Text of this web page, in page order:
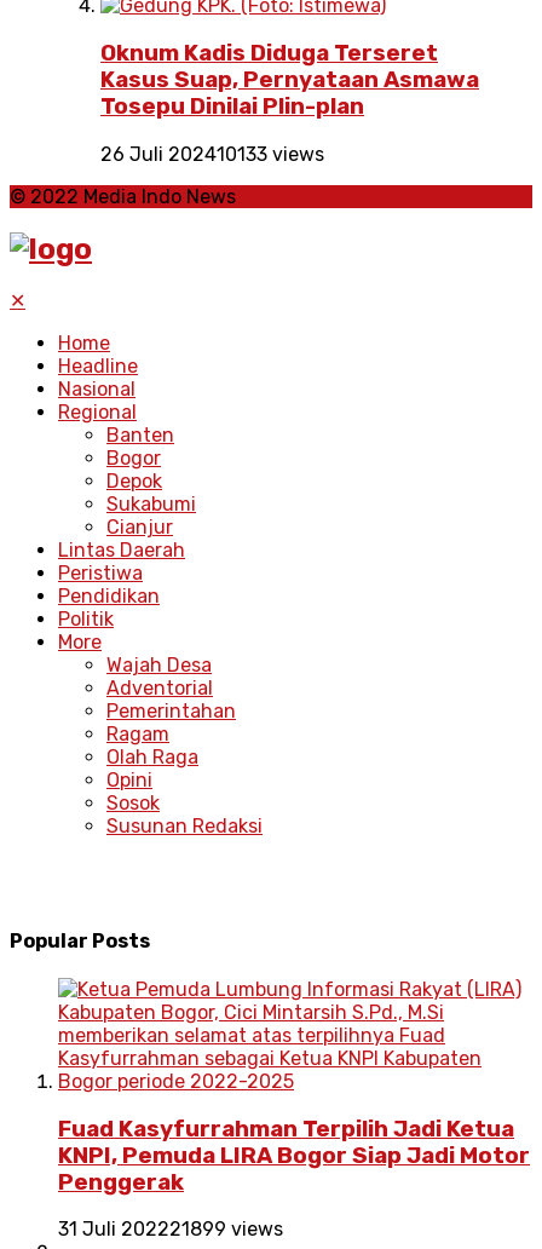
Oknum Kadis Diduga Terseret
Kasus Suap, Pernyataan Asmawa
Tosepu Dinilai Plin-plan
26 Juli 202410133 views
© 2022 Media Indo News
✕
Home
Headline
Nasional
Regional
Banten
Bogor
Depok
Sukabumi
Cianjur
Lintas Daerah
Peristiwa
Pendidikan
Politik
More
Wajah Desa
Adventorial
Pemerintahan
Ragam
Olah Raga
Opini
Sosok
Susunan Redaksi
Popular Posts
Fuad Kasyfurrahman Terpilih Jadi Ketua
KNPI, Pemuda LIRA Bogor Siap Jadi Motor
Penggerak
31 Juli 202221899 views